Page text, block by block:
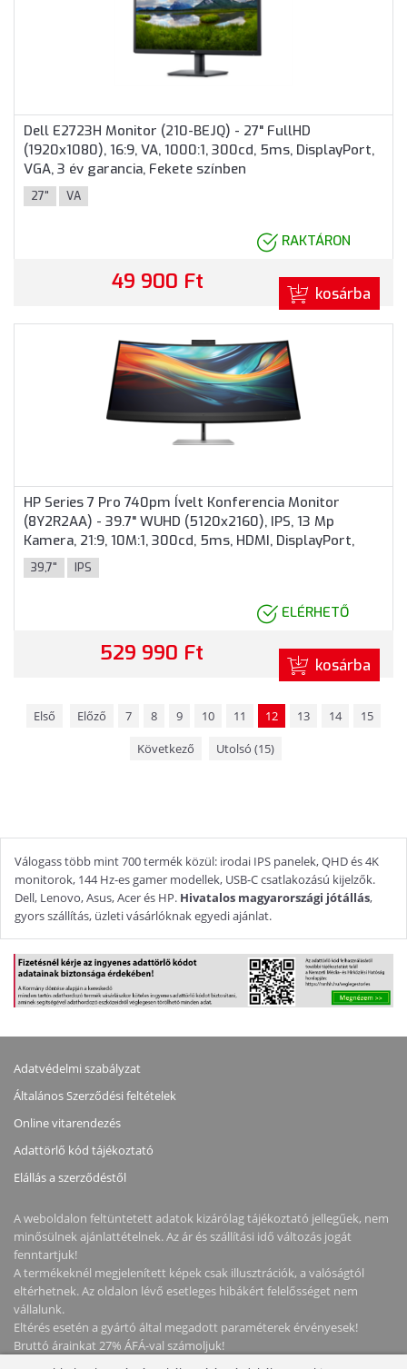
Dell E2723H Monitor (210-BEJQ) - 27" FullHD
(1920x1080), 16:9, VA, 1000:1, 300cd, 5ms, DisplayPort,
VGA, 3 év garancia, Fekete színben
27" VA
RAKTÁRON
49 900 Ft kosárba
HP Series 7 Pro 740pm Ívelt Konferencia Monitor
(8Y2R2AA) - 39.7" WUHD (5120x2160), IPS, 13 Mp
Kamera, 21:9, 10M:1, 300cd, 5ms, HDMI, DisplayPort,
USB-C, 3 év garancia, Fekete-ezüst színben
39,7" IPS
ELÉRHETŐ
529 990 Ft kosárba
Első Előző 7 8 9 10 11 12 13 14
15
Következő
Utolsó (15)
Válogass több mint 700 termék közül: irodai IPS panelek, QHD és 4K
monitorok, 144 Hz-es gamer modellek, USB-C csatlakozású kijelzők.
Dell, Lenovo, Asus, Acer és HP. Hivatalos magyarországi jótállás,
gyors szállítás, üzleti vásárlóknak egyedi ajánlat.
Adatvédelmi szabályzat
Általános Szerződési feltételek
Online vitarendezés
Adattörlő kód tájékoztató
Elállás a szerződéstől
A weboldalon feltüntetett adatok kizárólag tájékoztató jellegűek, nem
minősülnek ajánlattételnek. Az ár és szállítási idő változás jogát
fenntartjuk!
A termékeknél megjelenített képek csak illusztrációk, a valóságtól
eltérhetnek. Az oldalon lévő esetleges hibákért felelősséget nem
vállalunk.
Eltérés esetén a gyártó által megadott paraméterek érvényesek!
Bruttó árainkat 27% ÁFÁ-val számoljuk!